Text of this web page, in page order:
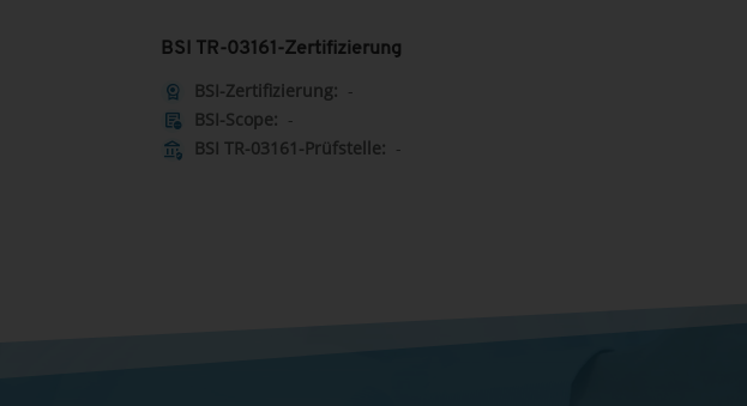
BSI TR-03161-Zertifizierung
license BSI-Zertifizierung: -
other_admission BSI-Scope: -
assured_workload BSI TR-03161-Prüfstelle: -